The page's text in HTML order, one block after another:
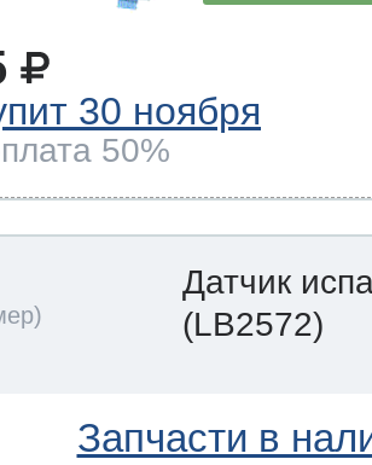
30 ноября
50%
Датчик
(LB2572)
Запчасти в